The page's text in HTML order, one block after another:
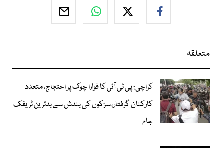
متعلقہ
کراچی: پی ٹی آئی کا فوارا چوک پر احتجاج، متعدد
کارکنان گرفتار، سڑکوں کی بندش سے بدترین ٹریفک
جام